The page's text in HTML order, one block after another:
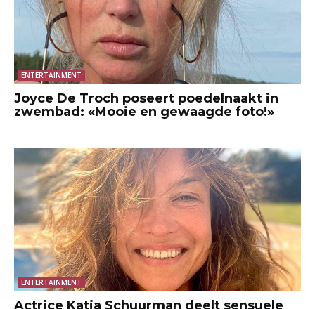
ENTERTAINMENT
Joyce De Troch poseert poedelnaakt in
zwembad: «Mooie en gewaagde foto!»
ENTERTAINMENT
Actrice Katja Schuurman deelt sensuele